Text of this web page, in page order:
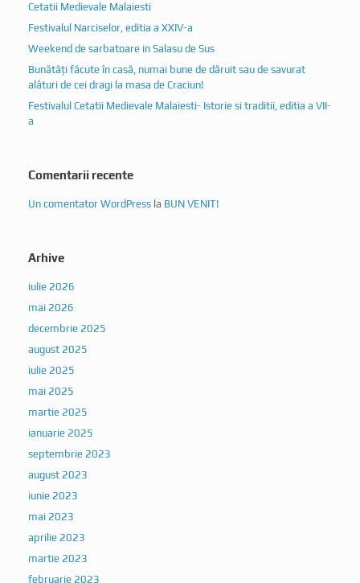
Cetatii Medievale Malaiesti
Festivalul Narciselor, editia a XXIV-a
Weekend de sarbatoare in Salasu de Sus
Bunătăți făcute în casă, numai bune de dăruit sau de savurat
alături de cei dragi la masa de Craciun!
Festivalul Cetatii Medievale Malaiesti- Istorie si traditii, editia a VII-
a
Comentarii recente
Un comentator WordPress la BUN VENIT!
Arhive
iulie 2026
mai 2026
decembrie 2025
august 2025
iulie 2025
mai 2025
martie 2025
ianuarie 2025
septembrie 2023
august 2023
iunie 2023
mai 2023
aprilie 2023
martie 2023
februarie 2023